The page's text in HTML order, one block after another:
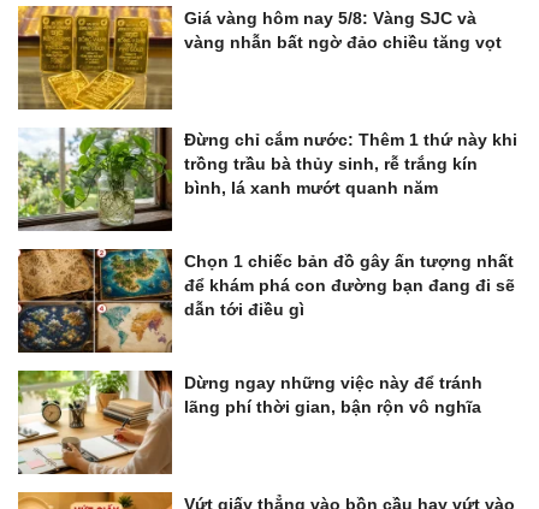
Giá vàng hôm nay 5/8: Vàng SJC và
vàng nhẫn bất ngờ đảo chiều tăng vọt
Đừng chỉ cắm nước: Thêm 1 thứ này khi
trồng trầu bà thủy sinh, rễ trắng kín
bình, lá xanh mướt quanh năm
Chọn 1 chiếc bản đồ gây ấn tượng nhất
để khám phá con đường bạn đang đi sẽ
dẫn tới điều gì
Dừng ngay những việc này để tránh
lãng phí thời gian, bận rộn vô nghĩa
Vứt giấy thẳng vào bồn cầu hay vứt vào